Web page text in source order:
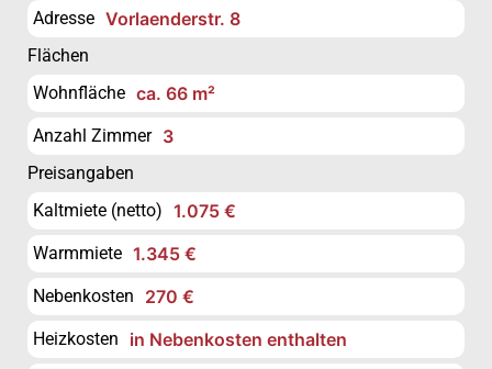
Adresse Vorlaenderstr. 8
Flächen
Wohnfläche ca. 66 m²
Anzahl Zimmer 3
Preisangaben
Kaltmiete (netto) 1.075 €
Warmmiete 1.345 €
Nebenkosten 270 €
Heizkosten in Nebenkosten enthalten